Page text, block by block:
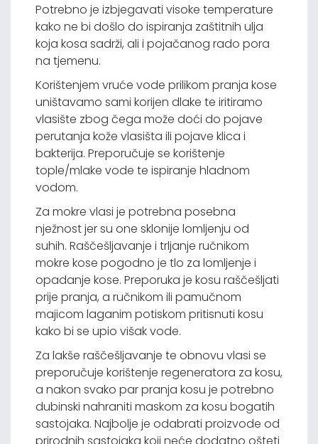
Potrebno je izbjegavati visoke temperature
kako ne bi došlo do ispiranja zaštitnih ulja
koja kosa sadrži, ali i pojačanog rado pora
na tjemenu.
Korištenjem vruće vode prilikom pranja kose
uništavamo sami korijen dlake te iritiramo
vlasište zbog čega može doći do pojave
perutanja kože vlasišta ili pojave klica i
bakterija. Preporučuje se korištenje
tople/mlake vode te ispiranje hladnom
vodom.
Za mokre vlasi je potrebna posebna
nježnost jer su one sklonije lomljenju od
suhih. Raščešljavanje i trljanje ručnikom
mokre kose pogodno je tlo za lomljenje i
opadanje kose. Preporuka je kosu raščešljati
prije pranja, a ručnikom ili pamučnom
majicom laganim potiskom pritisnuti kosu
kako bi se upio višak vode.
Za lakše raščešljavanje te obnovu vlasi se
preporučuje korištenje regeneratora za kosu,
a nakon svako par pranja kosu je potrebno
dubinski nahraniti maskom za kosu bogatih
sastojaka. Najbolje je odabrati proizvode od
prirodnih sastojaka koji neće dodatno ošteti